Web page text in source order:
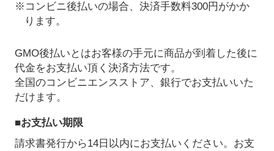
※コンビニ後払いの場合、決済手数料300円がかか
ります。
GMO後払いとはお客様の手元に商品が到着した後に
代金をお支払い頂く決済方法です。
全国のコンビニエンスストア、銀行でお支払いいた
だけます。
■お支払い期限
請求書発行から14日以内にお支払いください。お支